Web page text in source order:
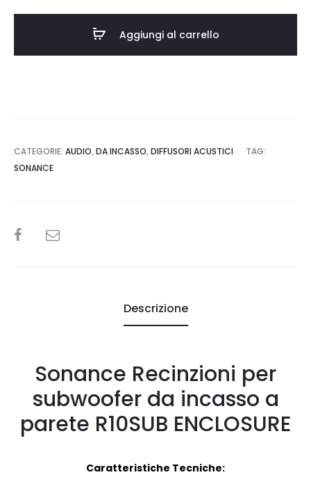
Aggiungi al carrello
CATEGORIE: AUDIO, DA INCASSO, DIFFUSORI ACUSTICI
TAG:
SONANCE
SHARE
Descrizione
Sonance Recinzioni per
subwoofer da incasso a
parete R10SUB ENCLOSURE
Caratteristiche Tecniche: